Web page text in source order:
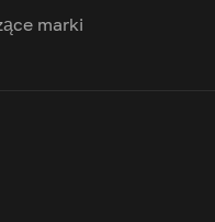
marki